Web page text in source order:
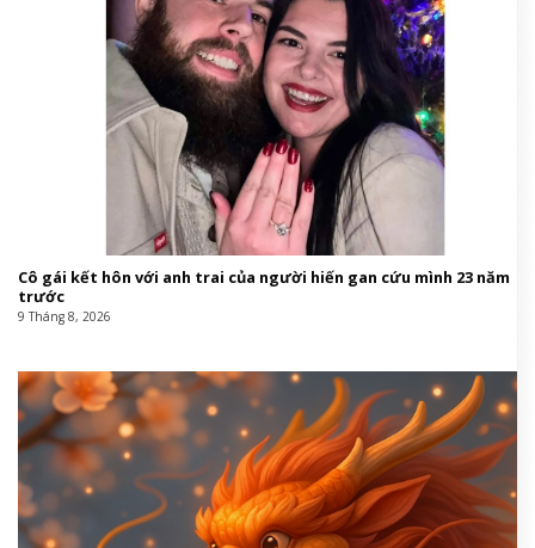
Cô gái kết hôn với anh trai của người hiến gan cứu mình 23 năm
trước
9 Tháng 8, 2026